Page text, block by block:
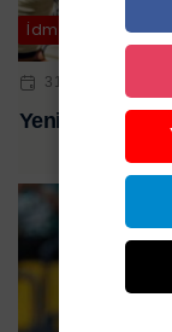
İdman
31 DEK 2024 |
Yenidən